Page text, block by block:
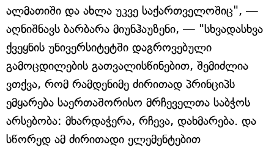
ალმათიში და ახლა უკვე საქართველოშიც", —
აღნიშნავს ბარბარა მიუნჰაუზენი, — "სხვადასხვა
ქვეყნის უნივერსიტეტში დაგროვებული
გამოცდილების გათვალისწინებით, შემიძლია
ვთქვა, რომ რამდენიმე ძირითად პრინციპს
ემყარება საერთაშორისო მრჩეველთა საბჭოს
არსებობა: მხარდაჭერა, რჩევა, დახმარება. და
სწორედ ამ ძირითადი ელემენტებით